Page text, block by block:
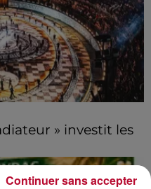
» investit les
Continuer sans accepter